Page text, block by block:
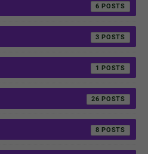
6
3
1
26
8